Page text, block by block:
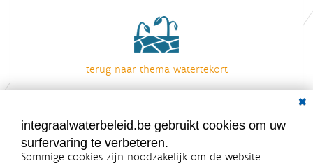
terug naar thema watertekort
overzicht van alle acties
integraalwaterbeleid.be gebruikt cookies om uw
surfervaring te verbeteren.
Sommige cookies zijn noodzakelijk om de website